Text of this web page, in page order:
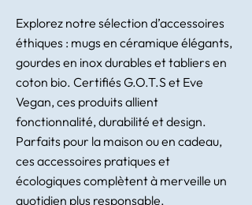
Explorez notre sélection d’accessoires
éthiques : mugs en céramique élégants,
gourdes en inox durables et tabliers en
coton bio. Certifiés G.O.T.S et Eve
Vegan, ces produits allient
fonctionnalité, durabilité et design.
Parfaits pour la maison ou en cadeau,
ces accessoires pratiques et
écologiques complètent à merveille un
quotidien plus responsable.